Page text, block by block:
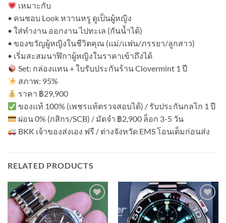
เหมาะกับ
• คนชอบ Look หวานหรู ดูเป็นผู้หญิง
• ใส่ทำงาน ออกงาน ไปทะเล (กันน้ำได้)
• ของขวัญผู้หญิงในชีวิตคุณ (แม่/แฟน/ภรรยา/ลูกสาว)
• เริ่มสะสมนาฬิกาผู้หญิงในราคาเข้าถึงได้
Set: กล่องแทน + ใบรับประกันร้าน Clovermint 1 ปี
สภาพ: 95%
ราคา ฿29,900
ของแท้ 100% (เพชรแท้ตรวจสอบได้) / รับประกันกลไก 1 ปี
ผ่อน 0% (กสิกร/SCB) / มัดจำ ฿2,900 ล็อก 3-5 วัน
BKK เจ้าของส่งเอง ฟรี / ต่างจังหวัด EMS โอนเต็มก่อนส่ง
RELATED PRODUCTS
Add to
Wishlist
Add to
Wishlist